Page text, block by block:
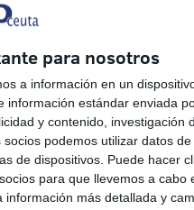
para nosotros
a información en un
estándar enviada
y contenido, investigación
podemos utilizar datos de
de dispositivos. Puede hacer
para que llevemos a cabo
más detallada y
con su
15 días naturales
incluidos los